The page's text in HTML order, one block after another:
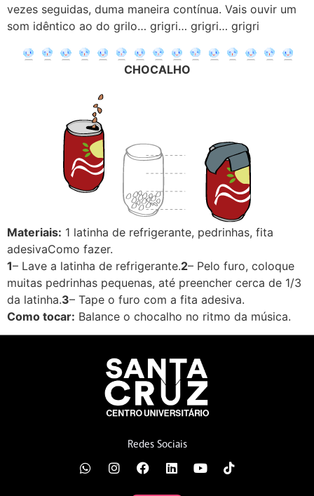
vezes seguidas, duma maneira contínua. Vais ouvir um
som idêntico ao do grilo… grigri… grigri… grigri
CHOCALHO
Materiais: 1 latinha de refrigerante, pedrinhas, fita
adesivaComo fazer.
1– Lave a latinha de refrigerante.2– Pelo furo, coloque
muitas pedrinhas pequenas, até preencher cerca de 1/3
da latinha.3– Tape o furo com a fita adesiva.
Como tocar: Balance o chocalho no ritmo da música.
Redes Sociais